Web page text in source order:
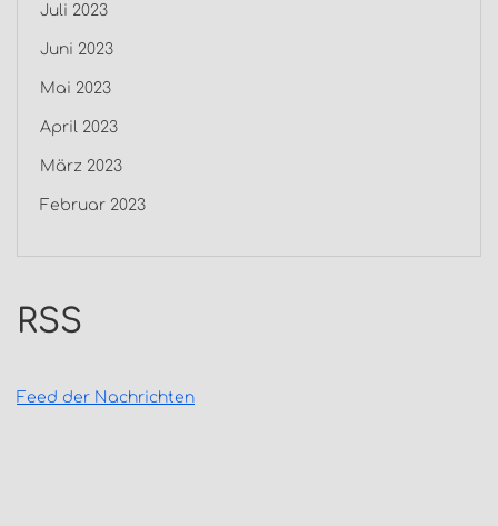
Juli 2023
Juni 2023
Mai 2023
April 2023
März 2023
Februar 2023
RSS
Feed der Nachrichten